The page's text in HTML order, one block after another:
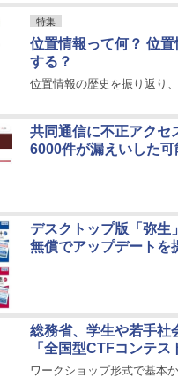
特集
位置情報って何？ 位
する？
位置情報の歴史を振り返り
共同通信に不正アクセ
6000件が漏えいした可
デスクトップ版「弥生
無償でアップデートを
総務省、学生や若手社
「全国型CTFコンテ
ワークショップ形式で基本